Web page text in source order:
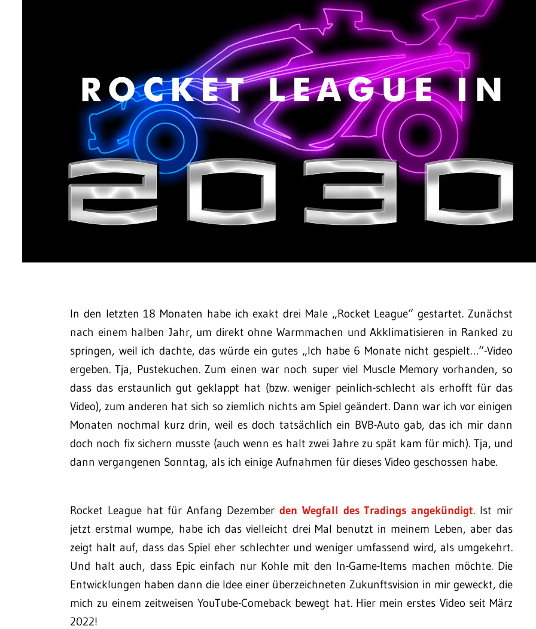
In den letzten 18 Monaten habe ich exakt drei Male „Rocket League“ gestartet. Zunächst
nach einem halben Jahr, um direkt ohne Warmmachen und Akklimatisieren in Ranked zu
springen, weil ich dachte, das würde ein gutes „Ich habe 6 Monate nicht gespielt…“-Video
ergeben. Tja, Pustekuchen. Zum einen war noch super viel Muscle Memory vorhanden, so
dass das erstaunlich gut geklappt hat (bzw. weniger peinlich-schlecht als erhofft für das
Video), zum anderen hat sich so ziemlich nichts am Spiel geändert. Dann war ich vor einigen
Monaten nochmal kurz drin, weil es doch tatsächlich ein BVB-Auto gab, das ich mir dann
doch noch fix sichern musste (auch wenn es halt zwei Jahre zu spät kam für mich). Tja, und
dann vergangenen Sonntag, als ich einige Aufnahmen für dieses Video geschossen habe.
Rocket League hat für Anfang Dezember den Wegfall des Tradings angekündigt. Ist mir
jetzt erstmal wumpe, habe ich das vielleicht drei Mal benutzt in meinem Leben, aber das
zeigt halt auf, dass das Spiel eher schlechter und weniger umfassend wird, als umgekehrt.
Und halt auch, dass Epic einfach nur Kohle mit den In-Game-Items machen möchte. Die
Entwicklungen haben dann die Idee einer überzeichneten Zukunftsvision in mir geweckt, die
mich zu einem zeitweisen YouTube-Comeback bewegt hat. Hier mein erstes Video seit März
2022!